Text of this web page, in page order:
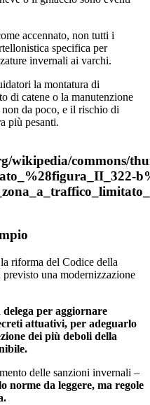
accennato, non tutti i
specifica per
invernali ai varchi.
la montatura di
di catene o la manutenzione
non da poco, e il rischio di
più pesanti.
riforma del Codice della
una modernizzazione
per aggiornare
attuativi, per adeguarlo
dei più deboli della
delle sanzioni invernali –
norme da leggere, ma regole